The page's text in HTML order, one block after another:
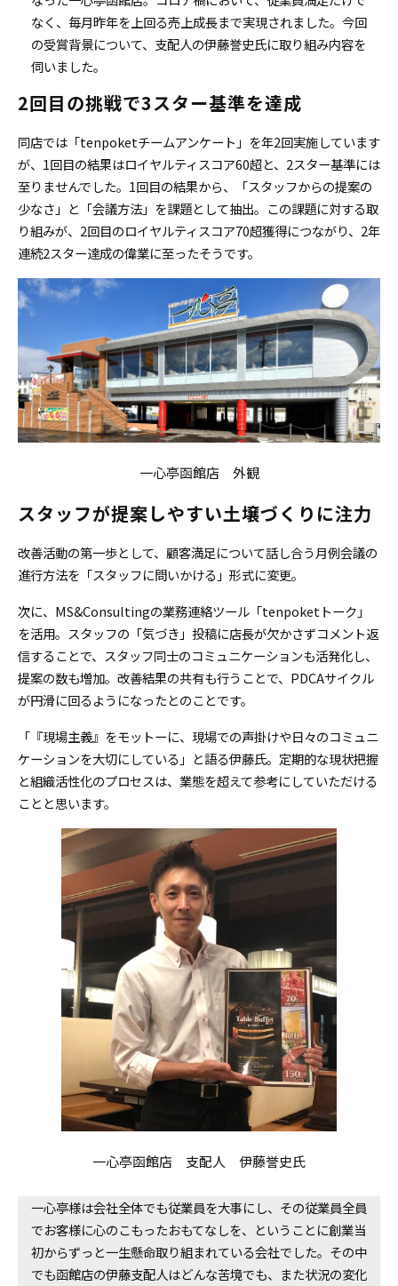
なく、毎月昨年を上回る売上成長まで実現されました。今回
の受賞背景について、 支配人の伊藤誉史氏に取り組み内容を
伺いました。
2回目の挑戦で3スター基準を達成
同店では「tenpoketチームアンケート」を年2回実施しています
が、1回目の結果はロイヤルティスコア60超と、2スター基準には
至りませんでした。1回目の結果から、「スタッフからの提案の
少なさ」と「会議方法」を課題として抽出。この課題に対する取
り組みが、2回目のロイヤルティスコア70超獲得につながり、2年
連続2スター達成の偉業に至ったそうです。
一心亭函館店 外観
スタッフが提案しやすい土壌づくりに注力
改善活動の第一歩として、顧客満足について話し合う月例会議の
進行方法を「スタッフに問いかける」形式に変更。
次に、MS&Consultingの業務連絡ツール「tenpoketトーク」
を活用。スタッフの「気づき」投稿に店長が欠かさずコメント返
信することで、スタッフ同士のコミュニケーションも活発化し、
提案の数も増加。改善結果の共有も行うことで、PDCAサイクル
が円滑に回るようになったとのことです。
「『現場主義』をモットーに、現場での声掛けや日々のコミュニ
ケーションを大切にしている」と語る伊藤氏。定期的な現状把握
と組織活性化のプロセスは、業態を超えて参考にしていただける
ことと思います。
一心亭函館店 支配人 伊藤誉史氏
一心亭様は会社全体でも従業員を大事にし、その従業員全員
でお客様に心のこもったおもてなしを、ということに創業当
初からずっと一生懸命取り組まれている会社でした。その中
でも函館店の伊藤支配人はどんな苦境でも、また状況の変化